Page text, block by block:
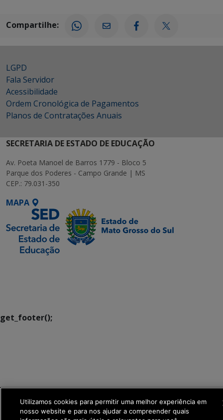
Compartilhe:
LGPD
Fala Servidor
Acessibilidade
Ordem Cronológica de Pagamentos
Planos de Contratações Anuais
SECRETARIA DE ESTADO DE EDUCAÇÃO
Av. Poeta Manoel de Barros 1779 - Bloco 5
Parque dos Poderes - Campo Grande | MS
CEP.: 79.031-350
MAPA
get_footer();
Utilizamos cookies para permitir uma melhor experiência em
nosso website e para nos ajudar a compreender quais